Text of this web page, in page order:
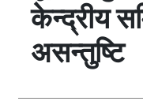
केन्द्रीय
असन्तुष्टि